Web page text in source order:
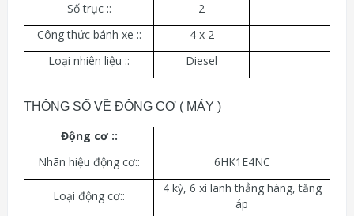
Số trục ::
2
Công thức bánh xe ::
4 x 2
Loại nhiên liệu ::
Diesel
THÔNG SỐ VỀ ĐỘNG CƠ ( MÁY )
Động cơ ::
Nhãn hiệu động cơ::
6HK1E4NC
Loại động cơ::
4 kỳ, 6 xi lanh thẳng hàng, tăng
áp